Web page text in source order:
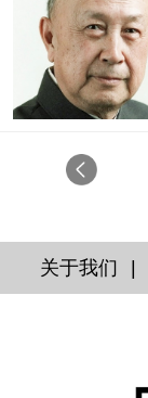
关于我们 |